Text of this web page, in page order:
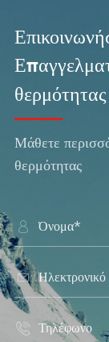
θερμότητας
Μάθετε
θερμότητας


